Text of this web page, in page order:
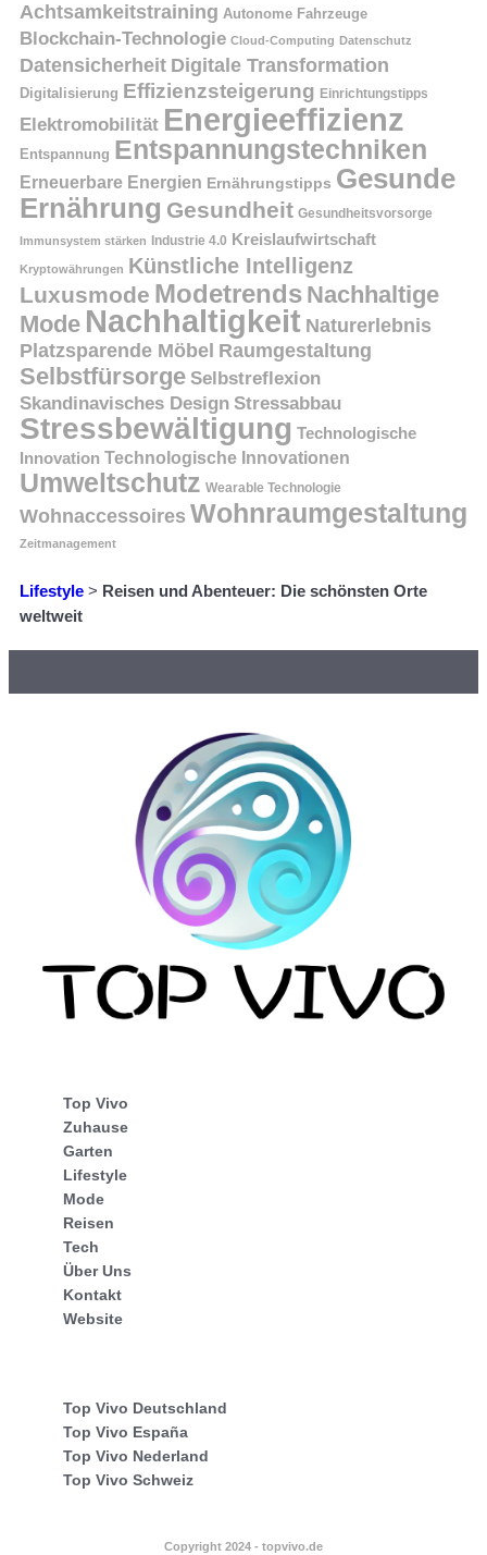
Achtsamkeitstraining Autonome Fahrzeuge
Blockchain-Technologie Cloud-Computing Datenschutz
Datensicherheit Digitale Transformation
Digitalisierung Effizienzsteigerung Einrichtungstipps
Elektromobilität Energieeffizienz
Entspannung Entspannungstechniken
Erneuerbare Energien Ernährungstipps Gesunde
Ernährung Gesundheit Gesundheitsvorsorge
Immunsystem stärken Industrie 4.0 Kreislaufwirtschaft
Kryptowährungen Künstliche Intelligenz
Luxusmode Modetrends Nachhaltige
Mode Nachhaltigkeit Naturerlebnis
Platzsparende Möbel Raumgestaltung
Selbstfürsorge Selbstreflexion
Skandinavisches Design Stressabbau
Stressbewältigung Technologische
Innovation Technologische Innovationen
Umweltschutz Wearable Technologie
Wohnaccessoires Wohnraumgestaltung
Zeitmanagement
Lifestyle > Reisen und Abenteuer: Die schönsten Orte
weltweit
Top Vivo
Zuhause
Garten
Lifestyle
Mode
Reisen
Tech
Über Uns
Kontakt
Website
Top Vivo Deutschland
Top Vivo España
Top Vivo Nederland
Top Vivo Schweiz
Copyright 2024 - topvivo.de